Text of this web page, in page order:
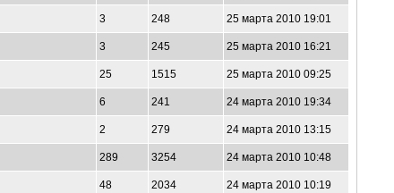
3 248 25 марта 2010 19:01
3 245 25 марта 2010 16:21
25 1515 25 марта 2010 09:25
6 241 24 марта 2010 19:34
2 279 24 марта 2010 13:15
289 3254 24 марта 2010 10:48
48 2034 24 марта 2010 10:19